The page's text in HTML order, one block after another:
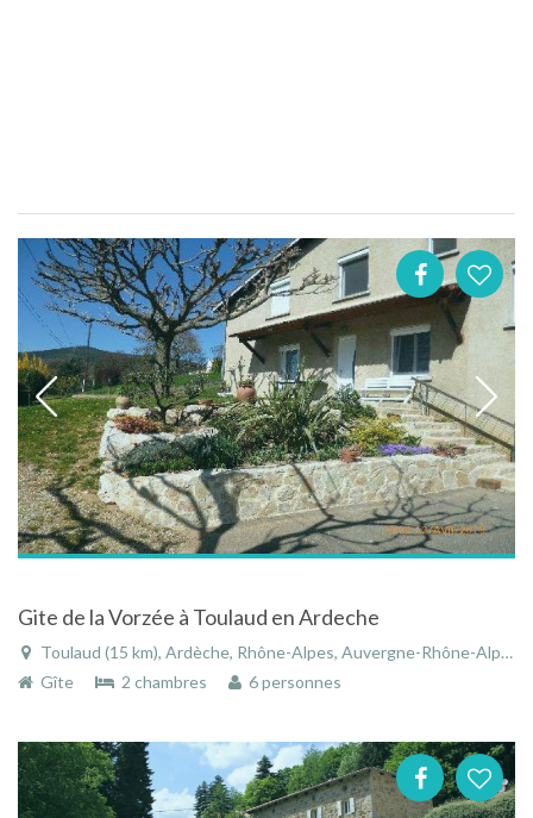
Gite de la Vorzée à Toulaud en Ardeche
Toulaud (15 km), Ardèche, Rhône-Alpes, Auvergne-Rhône-Alpes, France
Gîte
2 chambres 6 personnes